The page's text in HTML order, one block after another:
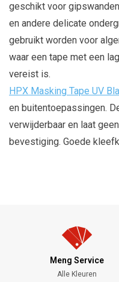
geschikt voor
en andere delicate
gebruikt worden voor
waar een tape met een
vereist is.
HPX Masking Tape UV
en buitentoepassingen.
verwijderbaar en laat
bevestiging. Goede
Meng Service
Alle Kleuren